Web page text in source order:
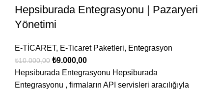
Hepsiburada Entegrasyonu | Pazaryeri
Yönetimi
E-TİCARET, E-Ticaret Paketleri, Entegrasyon
₺10.000,00 ₺9.000,00
Hepsiburada Entegrasyonu Hepsiburada
Entegrasyonu , firmaların API servisleri aracılığıyla